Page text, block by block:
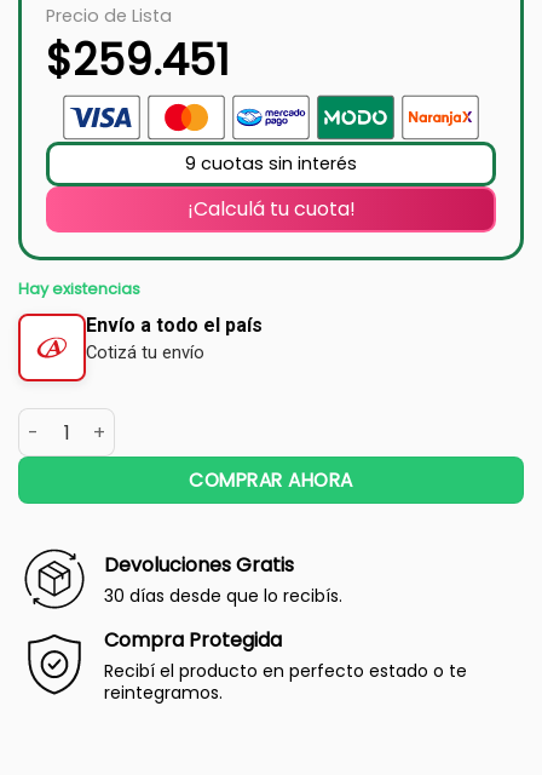
Precio de Lista
$259.451
9 cuotas sin interés
¡Calculá tu cuota!
Hay existencias
Envío a todo el país
Cotizá tu envío
COMPRAR AHORA
Devoluciones Gratis
30 días desde que lo recibís.
Compra Protegida
Recibí el producto en perfecto estado o te
reintegramos.